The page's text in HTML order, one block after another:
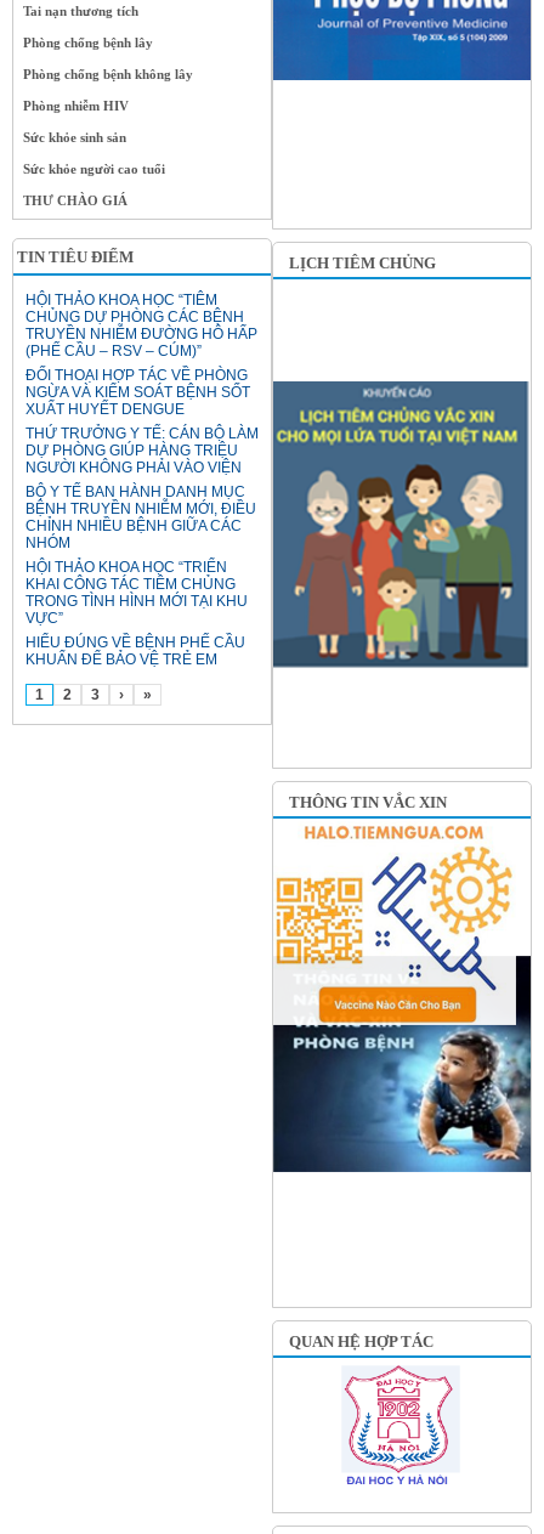
Tai nạn thương tích
Phòng chống bệnh lây
Phòng chống bệnh không lây
Phòng nhiễm HIV
Sức khỏe sinh sản
Sức khỏe người cao tuổi
THƯ CHÀO GIÁ
TIN TIÊU ĐIỂM
HỘI THẢO KHOA HỌC “TIÊM
CHỦNG DỰ PHÒNG CÁC BỆNH
TRUYỀN NHIỄM ĐƯỜNG HÔ HẤP
(PHẾ CẦU – RSV – CÚM)”
ĐỐI THOẠI HỢP TÁC VỀ PHÒNG
NGỪA VÀ KIỂM SOÁT BỆNH SỐT
XUẤT HUYẾT DENGUE
THỨ TRƯỞNG Y TẾ: CÁN BỘ LÀM
DỰ PHÒNG GIÚP HÀNG TRIỆU
NGƯỜI KHÔNG PHẢI VÀO VIỆN
BỘ Y TẾ BAN HÀNH DANH MỤC
BỆNH TRUYỀN NHIỄM MỚI, ĐIỀU
CHỈNH NHIỀU BỆNH GIỮA CÁC
NHÓM
HỘI THẢO KHOA HỌC “TRIỂN
KHAI CÔNG TÁC TIÊM CHỦNG
TRONG TÌNH HÌNH MỚI TẠI KHU
VỰC”
HIỂU ĐÚNG VỀ BỆNH PHẾ CẦU
KHUẨN ĐỂ BẢO VỆ TRẺ EM
1 2 3 › »
LỊCH TIÊM CHỦNG
THÔNG TIN VẮC XIN
QUAN HỆ HỢP TÁC